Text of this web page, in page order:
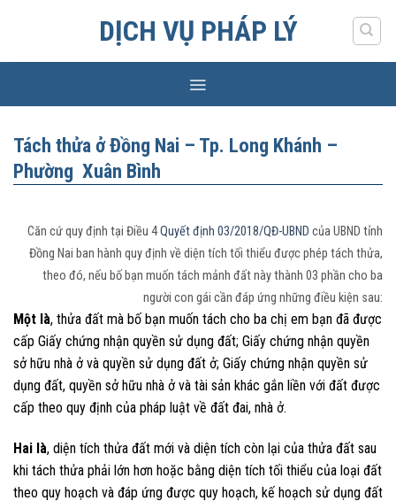
DỊCH VỤ PHÁP LÝ
Tách thửa ở Đồng Nai – Tp. Long Khánh –
Phường Xuân Bình
Căn cứ quy định tại Điều 4Quyết định 03/2018/QĐ-UBND của UBND tỉnh
Đồng Nai ban hành quy định về diện tích tối thiểu được phép tách thửa,
theo đó, nếu bố bạn muốn tách mảnh đất này thành 03 phần cho ba
người con gái cần đáp ứng những điều kiện sau:
Một là, thửa đất mà bố bạn muốn tách cho ba chị em bạn đã được
cấp Giấy chứng nhận quyền sử dụng đất; Giấy chứng nhận quyền
sở hữu nhà ở và quyền sử dụng đất ở; Giấy chứng nhận quyền sử
dụng đất, quyền sở hữu nhà ở và tài sản khác gắn liền với đất được
cấp theo quy định của pháp luật về đất đai, nhà ở.
Hai là, diện tích thửa đất mới và diện tích còn lại của thửa đất sau
khi tách thửa phải lớn hơn hoặc bằng diện tích tối thiểu của loại đất
theo quy hoạch và đáp ứng được quy hoạch, kế hoạch sử dụng đất